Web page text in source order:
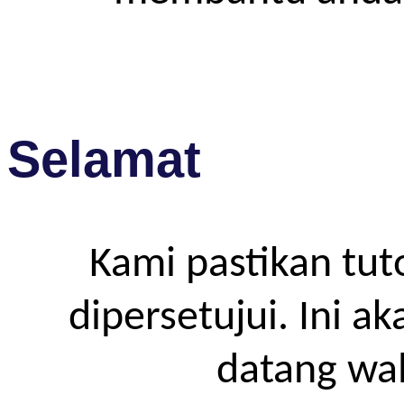
Selamat
Kami pastikan
dipersetujui. Ini
datang